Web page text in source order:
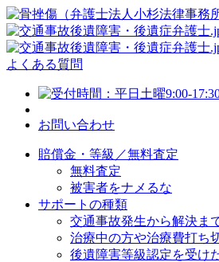
よくある質問
お問い合わせ
賠償金・等級／無料査定
無料査定
被害者をナメるな
サポートの種類
交通事故発生から解決ま
治療中の方や治療費打ち
後遺障害等級認定を受け